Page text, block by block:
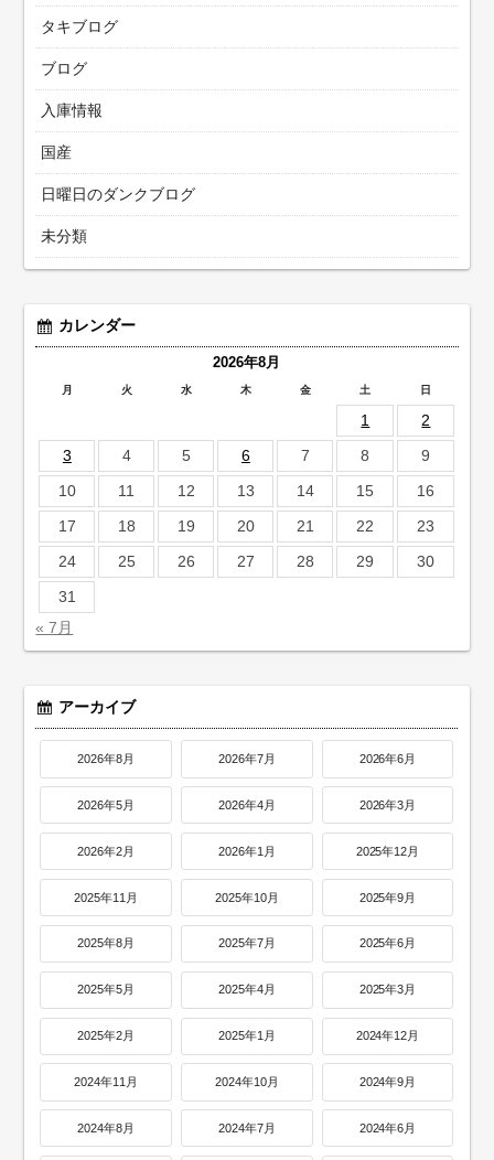
タキブログ
ブログ
入庫情報
国産
日曜日のダンクブログ
未分類
カレンダー
2026年8月
月 火 水 木 金 土 日
1
2
3
4 5 6 7 8
9
10
11 12 13 14 15
16
17
18 19 20 21 22
23
24
25 26 27 28 29
30
31
« 7月
アーカイブ
2026年8月 2026年7月 2026年6月
2026年5月 2026年4月 2026年3月
2026年2月 2026年1月 2025年12月
2025年11月 2025年10月 2025年9月
2025年8月 2025年7月 2025年6月
2025年5月 2025年4月 2025年3月
2025年2月 2025年1月 2024年12月
2024年11月 2024年10月 2024年9月
2024年8月 2024年7月 2024年6月